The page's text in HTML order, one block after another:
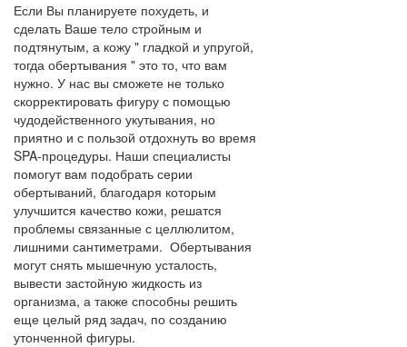
Если Вы планируете похудеть, и
сделать Ваше тело стройным и
подтянутым, а кожу " гладкой и упругой,
тогда обертывания " это то, что вам
нужно. У нас вы сможете не только
скорректировать фигуру с помощью
чудодейственного укутывания, но
приятно и с пользой отдохнуть во время
SPA-процедуры. Наши специалисты
помогут вам подобрать серии
обертываний, благодаря которым
улучшится качество кожи, решатся
проблемы связанные с целлюлитом,
лишними сантиметрами. Обертывания
могут снять мышечную усталость,
вывести застойную жидкость из
организма, а также способны решить
еще целый ряд задач, по созданию
утонченной фигуры.